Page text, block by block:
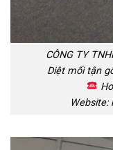
CÔNG TY
Diệt mối tận